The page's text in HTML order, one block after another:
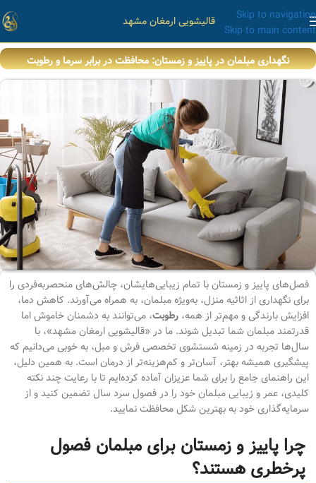
Skip to navigation
Skip to main content
قالیشویی ارمغان مشهد
نگهداری مبلمان در پاییز و زمستان: محافظت در برابر سرما و رطوبت
فصل‌های پاییز و زمستان با تمام زیبایی‌هایشان، چالش‌های منحصربه‌فردی را
برای نگهداری از اثاثیه منزل، به‌ویژه مبلمان، به همراه می‌آورند. کاهش دما،
افزایش بارندگی و مهم‌تر از همه، رطوبت، می‌توانند به دشمنان خاموش اما
قدرتمند مبلمان شما تبدیل شوند. ما در «قالیشویی ارمغان مشهد»، با
سال‌ها تجربه در زمینه شستشوی تخصصی فرش و مبل، به خوبی می‌دانیم که
پیشگیری همیشه بهتر، آسان‌تر و کم‌هزینه‌تر از درمان است. به همین دلیل،
این راهنمای جامع را برای شما عزیزان آماده کرده‌ایم تا با رعایت چند نکته
کلیدی، عمر و زیبایی مبلمان خود را در فصول سرد سال تضمین کنید و از
سرمایه‌گذاری خود به بهترین شکل محافظت نمایید.
چرا پاییز و زمستان برای مبلمان فصول
پرخطری هستند؟